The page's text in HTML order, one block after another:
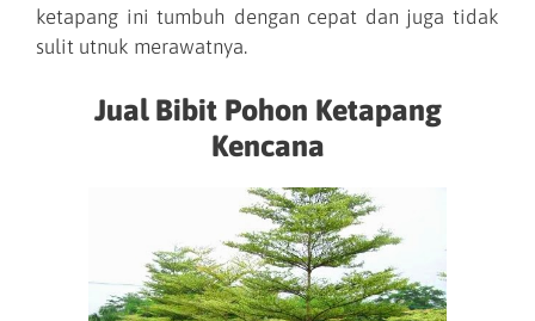
ketapang ini tumbuh dengan cepat dan juga tidak
sulit utnuk merawatnya.
Jual Bibit Pohon Ketapang
Kencana